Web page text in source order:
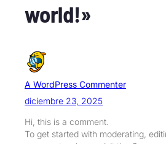
world!»
A WordPress Commenter
diciembre 23, 2025
Hi, this is a comment.
To get started with moderating,